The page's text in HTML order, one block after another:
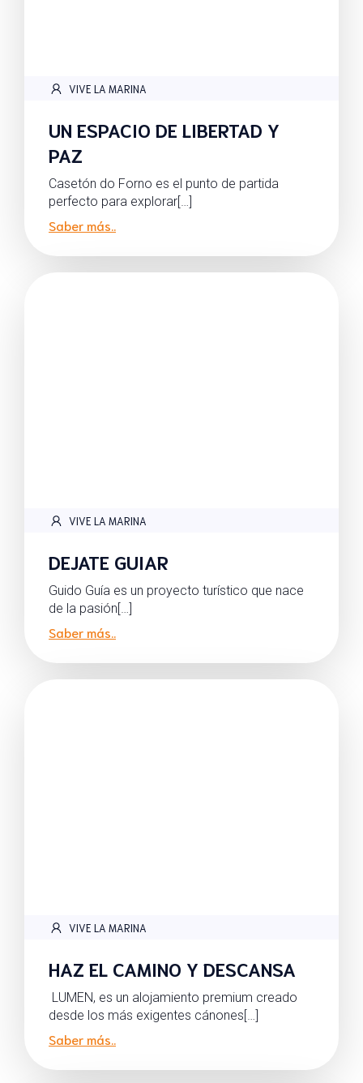
VIVE LA MARINA
UN ESPACIO DE LIBERTAD Y
PAZ
Casetón do Forno es el punto de partida
perfecto para explorar[…]
Saber más..
VIVE LA MARINA
DEJATE GUIAR
Guido Guía es un proyecto turístico que nace
de la pasión[…]
Saber más..
VIVE LA MARINA
HAZ EL CAMINO Y DESCANSA
LUMEN, es un alojamiento premium creado
desde los más exigentes cánones[…]
Saber más..